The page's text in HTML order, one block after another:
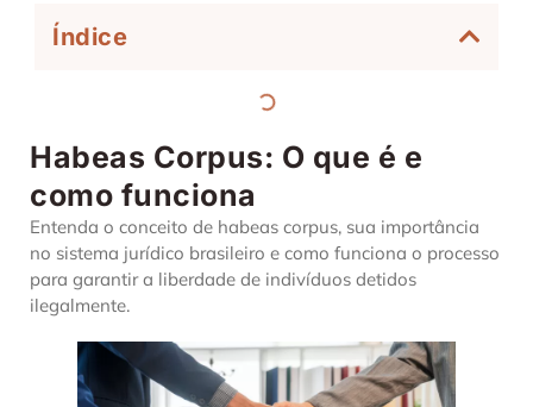
Índice
Habeas Corpus: O que é e
como funciona
Entenda o conceito de habeas corpus, sua importância
no sistema jurídico brasileiro e como funciona o processo
para garantir a liberdade de indivíduos detidos
ilegalmente.